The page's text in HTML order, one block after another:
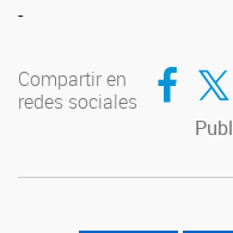
-
Compartir en
redes sociales
Compartir